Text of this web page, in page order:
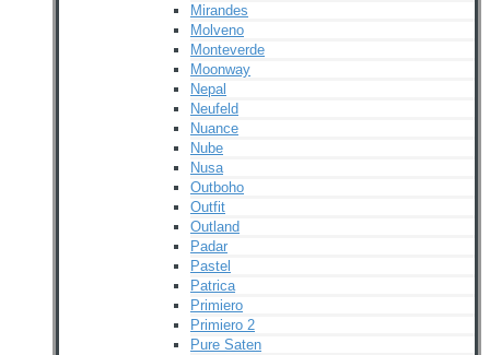
Mirandes
Molveno
Monteverde
Moonway
Nepal
Neufeld
Nuance
Nube
Nusa
Outboho
Outfit
Outland
Padar
Pastel
Patrica
Primiero
Primiero 2
Pure Saten